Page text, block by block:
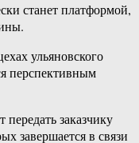
станет платформой,
ульяновского
перспективным
заказчику
завершается в связи